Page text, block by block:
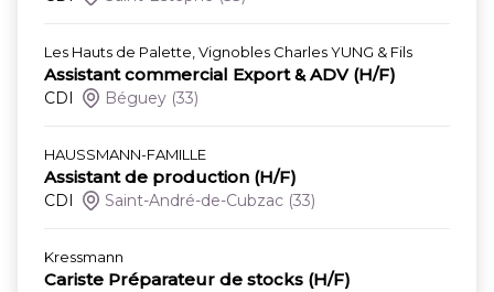
Les Hauts de Palette, Vignobles Charles YUNG & Fils
Assistant commercial Export & ADV (H/F)
CDI Béguey (33)
HAUSSMANN-FAMILLE
Assistant de production (H/F)
CDI Saint-André-de-Cubzac (33)
Kressmann
Cariste Préparateur de stocks (H/F)